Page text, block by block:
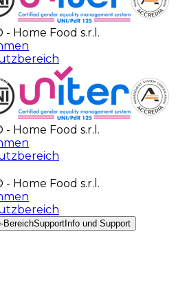
Home Food s.r.l.
Home Food s.r.l.
Home Food s.r.l.
BereichSupport Info und Support